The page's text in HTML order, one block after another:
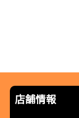
店舗情報